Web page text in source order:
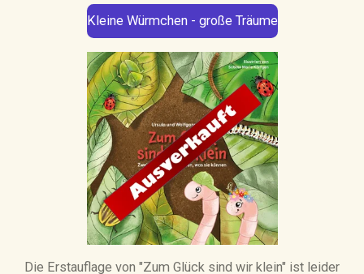
Kleine Würmchen - große Träume
Die Erstauflage von "Zum Glück sind wir klein" ist leider